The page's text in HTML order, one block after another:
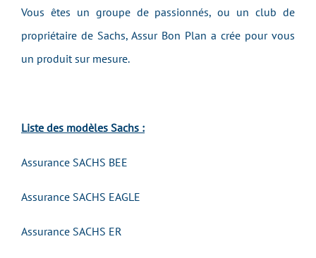
Vous êtes un groupe de passionnés, ou un club de
propriétaire de Sachs, Assur Bon Plan a crée pour vous
un produit sur mesure.
Liste des modèles Sachs :
Assurance SACHS BEE
Assurance SACHS EAGLE
Assurance SACHS ER